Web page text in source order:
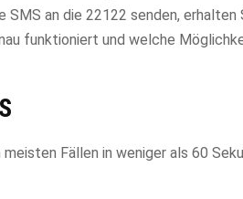
SMS an die 22122 senden,
funktioniert und welche
Fällen in weniger als 60